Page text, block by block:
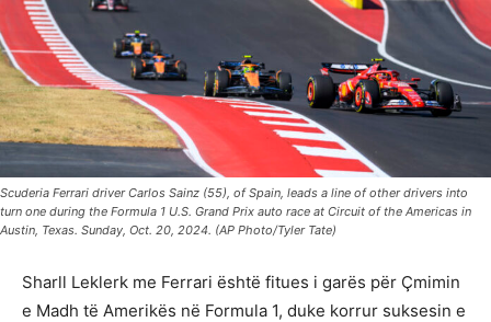
Scuderia Ferrari driver Carlos Sainz (55), of Spain, leads a line of other drivers into
turn one during the Formula 1 U.S. Grand Prix auto race at Circuit of the Americas in
Austin, Texas. Sunday, Oct. 20, 2024. (AP Photo/Tyler Tate)
Sharll Leklerk me Ferrari është fitues i garës për Çmimin
e Madh të Amerikës në Formula 1, duke korrur suksesin e